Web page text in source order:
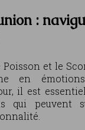
:
et le
en
il est
qui peuvent